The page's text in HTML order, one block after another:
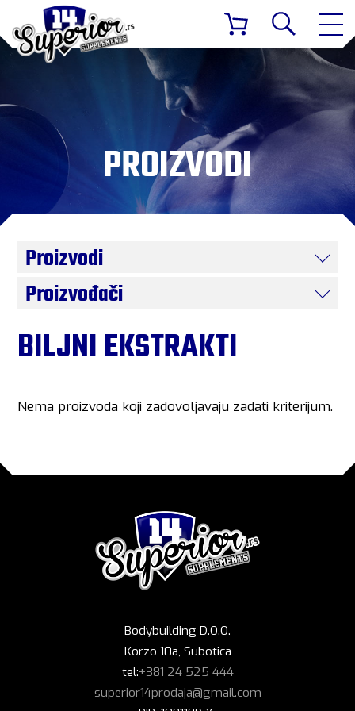
PROIZVODI
Proizvodi
Proizvođači
BILJNI EKSTRAKTI
Nema proizvoda koji zadovoljavaju zadati kriterijum.
Bodybuilding D.O.O.
Korzo 10a, Subotica
tel:+381 24 525 444
superior14prodaja@gmail.com